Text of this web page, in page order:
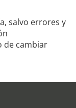
salvo errores y
de cambiar